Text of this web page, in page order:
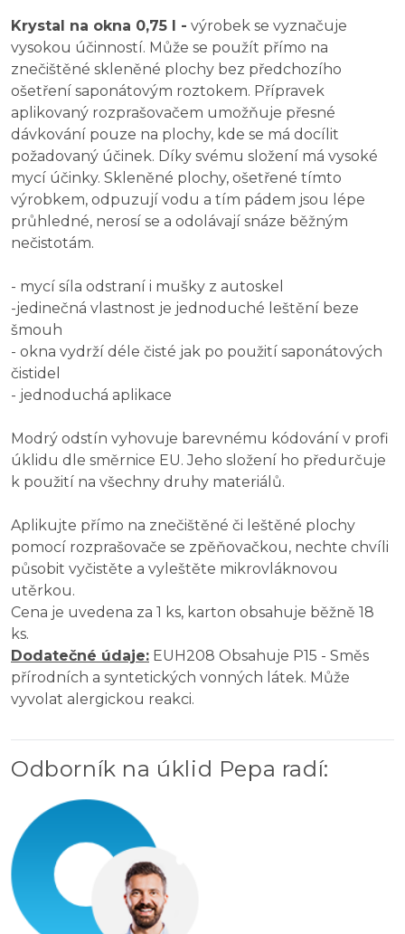
Krystal na okna 0,75 l - výrobek se vyznačuje
vysokou účinností. Může se použít přímo na
znečištěné skleněné plochy bez předchozího
ošetření saponátovým roztokem. Přípravek
aplikovaný rozprašovačem umožňuje přesné
dávkování pouze na plochy, kde se má docílit
požadovaný účinek. Díky svému složení má vysoké
mycí účinky. Skleněné plochy, ošetřené tímto
výrobkem, odpuzují vodu a tím pádem jsou lépe
průhledné, nerosí se a odolávají snáze běžným
nečistotám.
- mycí síla odstraní i mušky z autoskel
-jedinečná vlastnost je jednoduché leštění beze
šmouh
- okna vydrží déle čisté jak po použití saponátových
čistidel
- jednoduchá aplikace
Modrý odstín vyhovuje barevnému kódování v profi
úklidu dle směrnice EU. Jeho složení ho předurčuje
k použití na všechny druhy materiálů.
Aplikujte přímo na znečištěné či leštěné plochy
pomocí rozprašovače se zpěňovačkou, nechte chvíli
působit vyčistěte a vyleštěte mikrovláknovou
utěrkou.
Cena je uvedena za 1 ks, karton obsahuje běžně 18
ks.
Dodatečné údaje: EUH208 Obsahuje P15 - Směs
přírodních a syntetických vonných látek. Může
vyvolat alergickou reakci.
Odborník na úklid Pepa radí: